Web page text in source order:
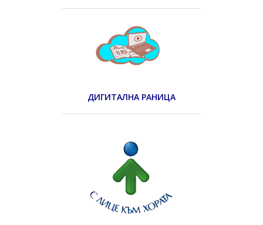
ДИГИТАЛНА РАНИЦА